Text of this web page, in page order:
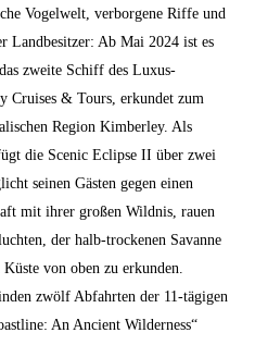
Vogelwelt, verborgene Riffe und
Landbesitzer: Ab Mai 2024 ist es
zweite Schiff des Luxus-
Cruises & Tours, erkundet zum
Region Kimberley. Als
die Scenic Eclipse II über zwei
seinen Gästen gegen einen
mit ihrer großen Wildnis, rauen
der halb-trockenen Savanne
von oben zu erkunden.
zwölf Abfahrten der 11-tägigen
An Ancient Wilderness“